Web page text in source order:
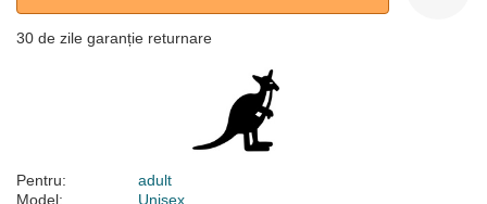
30 de zile garanție returnare
Pentru:
adult
Model:
Unisex